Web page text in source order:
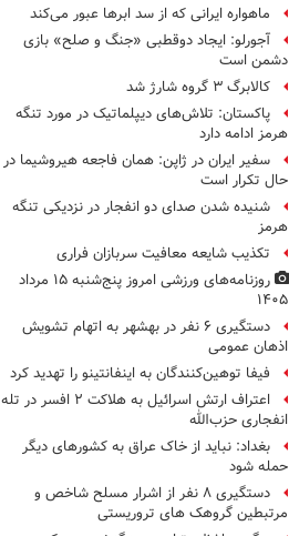
ماهواره ایرانی که از سد ابرها عبور می‌کند
آجورلو: ایجاد دوقطبی «جنگ و صلح‌» بازی
دشمن است
کالابرگ ۳ گروه شارژ شد
پاکستان: تلاش‌های دیپلماتیک در مورد تنگه
هرمز ادامه دارد
سفیر ایران در ژاپن: همان فاجعه هیروشیما در
حال تکرار است
شنیده شدن صدای دو انفجار در نزدیکی تنگه
هرمز
تکذیب شایعه معافیت سربازان فراری
روزنامه‌های ورزشی امروز پنج‌شنبه ۱۵ مرداد
۱۴۰۵
دستگیری ۶ نفر در بهشهر به اتهام تشویش
اذهان عمومی
فیفا توهین‌کنندگان به اینفانتینو را تهدید کرد
اعتراف ارتش اسرائیل به هلاکت ۲ افسر در تله
انفجاری حزب‌الله
بغداد: نباید از خاک عراق به کشورهای دیگر
حمله شود
دستگیری ۸ نفر از اشرار مسلح شاخص و
مرتبطین گروهک های تروریستی